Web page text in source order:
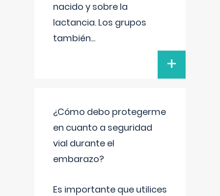
nacido y sobre la
lactancia. Los grupos
también...
+
¿Cómo debo protegerme
en cuanto a seguridad
vial durante el
embarazo?
Es importante que utilices